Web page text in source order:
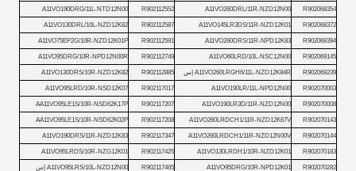
R902068354
A11VO260DRL/11R-NZD12N00
R902112552
A11VO190DRG/11L-NTD12N00
R902068372
A11VO145LR3DS/11R-NZD12K01
R902112587
A11VO130DRL/10L-NZD12K82
R902068394
A11VO260DRS/11R-NPD12K83
R902112591
A11VO75EP2G/10R-NZD12K01P
R902069145
A11VO60LRD/10L-NSC12N00
R902112749
A11VO95DRG/10R-NPD12N00R
R902069239 A11VO260LRGH6/11L-NZD12K84R إس R902112885
A11VO130DRS/10R-NZD12K82
R902070003
A11VO190LR/11L-NPD12N00
R902117017
A11VO95LRD/10R-NSD12K07
R902070008
A11VO190LR3D/11R-NZD12N00
R902117207
AA11VO95LE1S/10R-NSD62K17P
R902070143
A11VO260LRDCH1/11R-NZD12K67V
R902117208
AA11VO95LE1S/10R-NSD62K02P
R902070144
A11VO260LRDCH1/11R-NZD12N00V
R902117347
A11VO190DRS/11R-NZD12K83
R902070183
A11VO130LRDH1/10R-NZD12K01
R902117425
A11VO95LRDS/10R-NZG12K01
R902070282
A11VO95DRG/10R-NPD12K01
R902117465 A11VO95LRS/10L-NZD12N00 إس